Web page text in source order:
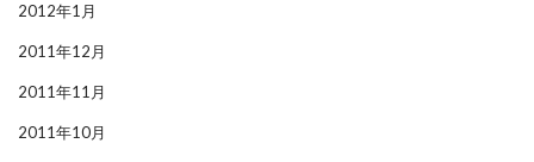
2012年1月
2011年12月
2011年11月
2011年10月